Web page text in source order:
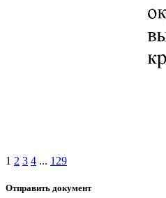
1 2 3 4 ... 129
Отправить документ